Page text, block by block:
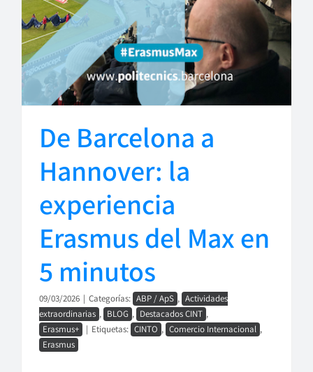
De Barcelona a
Hannover: la
experiencia
Erasmus del Max en
5 minutos
09/03/2026 | Categorías: ABP / ApS , Actividades
extraordinarias , BLOG , Destacados CINT ,
Erasmus+
| Etiquetas: CINTO , Comercio Internacional ,
Erasmus